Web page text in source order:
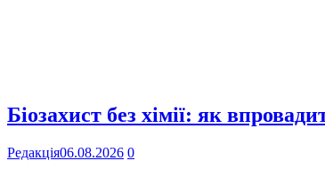
Біозахист без хімії: як
Редакція06.08.2026 0